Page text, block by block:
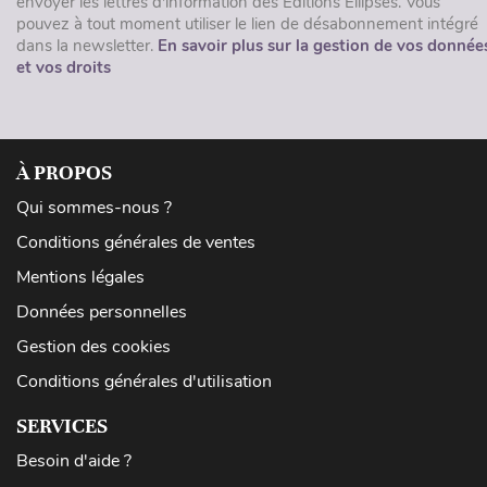
pouvez à tout moment utiliser le lien de désabonnement intégré
dans la newsletter. En savoir plus sur la gestion de vos
et vos droits
À PROPOS
Qui sommes-nous ?
Conditions générales de ventes
Mentions légales
Données personnelles
Gestion des cookies
Conditions générales d'utilisation
SERVICES
Besoin d'aide ?